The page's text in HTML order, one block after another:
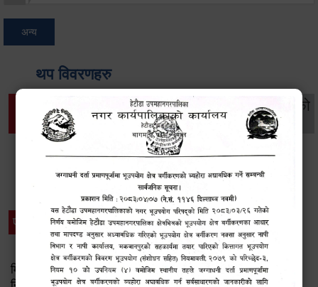
अन्य
थप विवरणहरु
सामाजिक सुरक्षा तथा
व्यक्तिगत घटना दर्ता
महिला
विकास
वातावरण
सूचनाको
हक
विशेष विवरणहरु
प्रेस नोट
मिति २०८३ जेष्ठ १७ गते बसेको ८३औं नगर कार्यपालिकाको बैठकको